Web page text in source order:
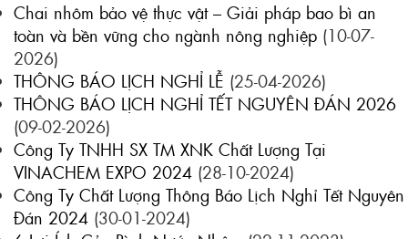
Chai nhôm bảo vệ thực vật – Giải pháp bao bì an
toàn và bền vững cho ngành nông nghiệp (10-07-
2026)
THÔNG BÁO LỊCH NGHỈ LỄ (25-04-2026)
THÔNG BÁO LỊCH NGHỈ TẾT NGUYÊN ĐÁN 2026
(09-02-2026)
Công Ty TNHH SX TM XNK Chất Lượng Tại
VINACHEM EXPO 2024 (28-10-2024)
Công Ty Chất Lượng Thông Báo Lịch Nghỉ Tết Nguyên
Đán 2024 (30-01-2024)